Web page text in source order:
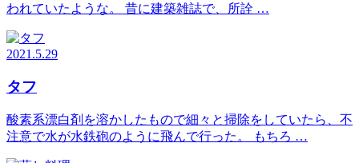
われていたような。 昔に建築雑誌で、所詮 …
2021.5.29
タフ
酸素系漂白剤を溶かしたもので細々と掃除をしていたら、不
注意で水が水鉄砲のように飛んで行った。 もちろ …